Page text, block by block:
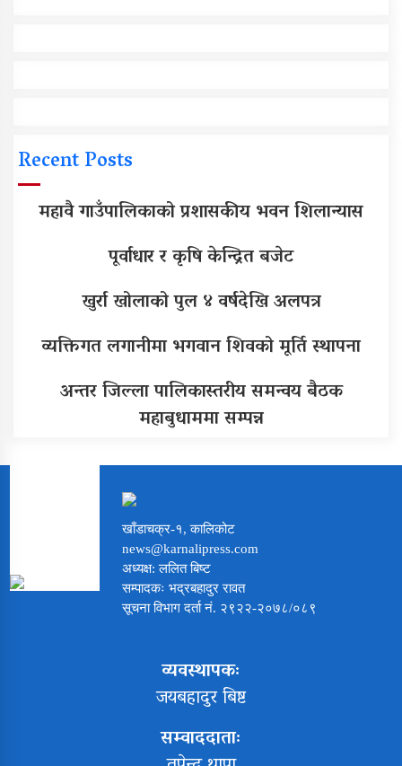
Recent Posts
महावै गाउँपालिकाको प्रशासकीय भवन शिलान्यास
पूर्वाधार र कृषि केन्द्रित बजेट
खुर्रा खोलाको पुल ४ वर्षदेखि अलपत्र
व्यक्तिगत लगानीमा भगवान शिवको मूर्ति स्थापना
अन्तर जिल्ला पालिकास्तरीय समन्वय बैठक
महाबुधाममा सम्पन्न
खाँडाचक्र-१, कालिकोट
news@karnalipress.com
अध्यक्ष: ललित बिष्ट
सम्पादकः भद्रबहादुर रावत
सूचना विभाग दर्ता नं. २९२२-२०७८/०८९
व्यवस्थापकः
जयबहादुर बिष्ट
सम्वाददाताः